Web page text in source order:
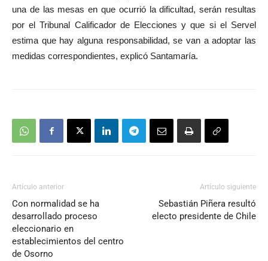
una de las mesas en que ocurrió la dificultad, serán resultas
por el Tribunal Calificador de Elecciones y que si el Servel
estima que hay alguna responsabilidad, se van a adoptar las
medidas correspondientes, explicó Santamaría.
Artículo anterior
Con normalidad se ha
desarrollado proceso
eleccionario en
establecimientos del centro
de Osorno
Artículo siguiente
Sebastián Piñera resultó
electo presidente de Chile